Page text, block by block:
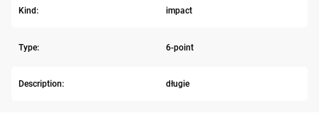
Kind: impact
Type: 6-point
Description: długie